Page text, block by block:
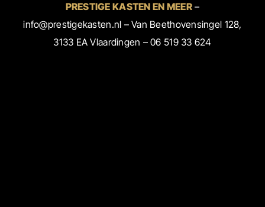
& WANDEN
PROJECTEN
PRESTIGE KASTEN EN MEER–
info@prestigekasten.nl –Van Beethovensingel 128,
3133 EA Vlaardingen –06 519 33 624